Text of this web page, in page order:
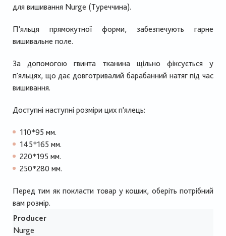
для вишивання Nurge (Туреччина).
П'яльця прямокутної форми, забезпечують гарне
вишивальне поле.
За допомогою гвинта тканина щільно фіксується у
п'яльцях, що дає довготривалий барабанний натяг під час
вишивання.
Доступні наступні розміри цих п'ялець:
110*95 мм.
145*165 мм.
220*195 мм.
250*280 мм.
Перед тим як покласти товар у кошик, оберіть потрібний
вам розмір.
Producer
Nurge